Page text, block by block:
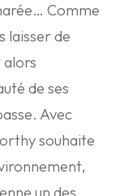
Comme
laisser de
de ses
Avec
souhaite